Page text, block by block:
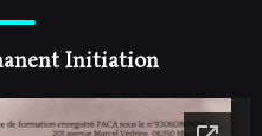
Initiation